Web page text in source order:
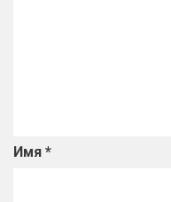
Имя *